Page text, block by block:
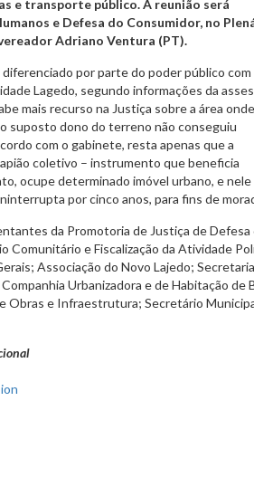
e transporte público. A reunião será
e Defesa do Consumidor, no
Adriano Ventura (PT).
por parte do poder público com
Lagedo, segundo informações da
mais recurso na Justiça sobre a área
suposto dono do terreno não conseguiu
com o gabinete, resta apenas que a
coletivo – instrumento que beneficia
ocupe determinado imóvel urbano, e nele
por cinco anos, para fins de
da Promotoria de Justiça de Defesa
Comunitário e Fiscalização da Atividade
Associação do Novo Lajedo; Secretaria
Urbanizadora e de Habitação de
Obras e Infraestrutura; Secretário